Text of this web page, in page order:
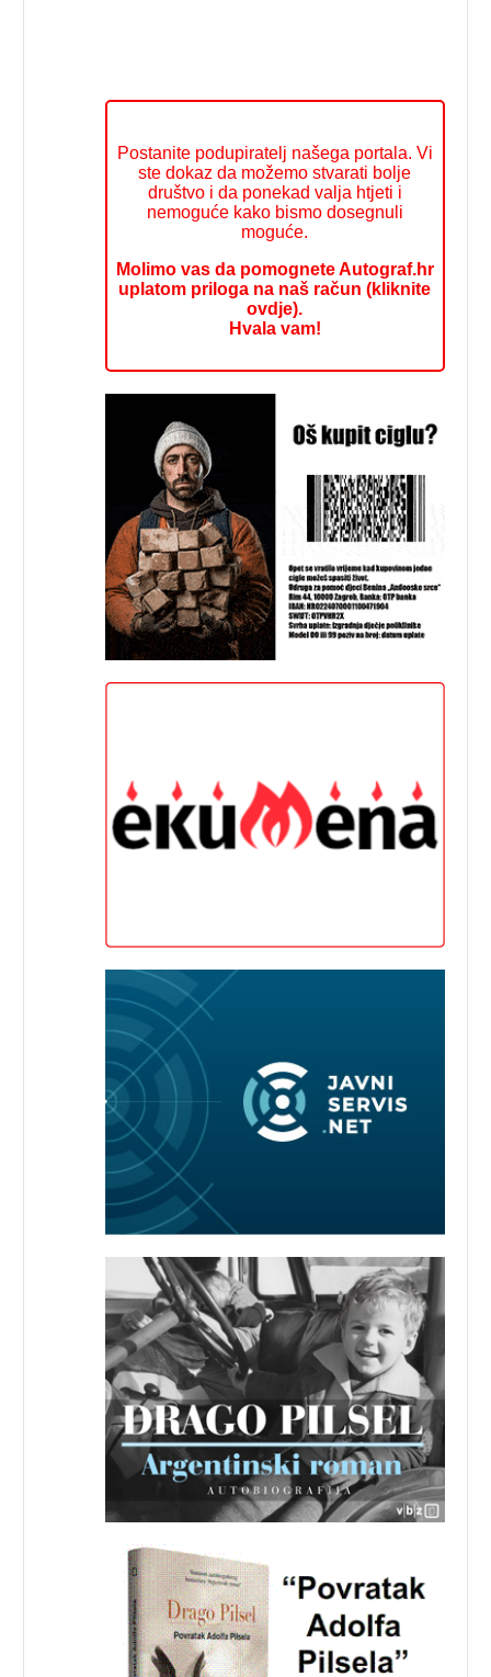
Postanite podupiratelj našega portala. Vi
ste dokaz da možemo stvarati bolje
društvo i da ponekad valja htjeti i
nemoguće kako bismo dosegnuli
moguće.
Molimo vas da pomognete Autograf.hr
uplatom priloga na naš račun (kliknite
ovdje).
Hvala vam!